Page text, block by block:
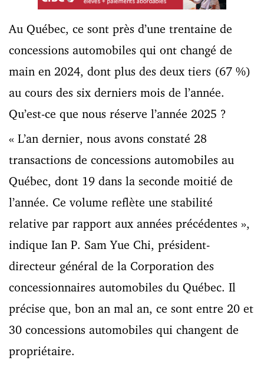
Au Québec, ce sont près d’une trentaine de
concessions automobiles qui ont changé de
main en 2024, dont plus des deux tiers (67 %)
au cours des six derniers mois de l’année.
Qu’est-ce que nous réserve l’année 2025 ?
« L’an dernier, nous avons constaté 28
transactions de concessions automobiles au
Québec, dont 19 dans la seconde moitié de
l’année. Ce volume reflète une stabilité
relative par rapport aux années précédentes »,
indique Ian P. Sam Yue Chi, président-
directeur général de la Corporation des
concessionnaires automobiles du Québec. Il
précise que, bon an mal an, ce sont entre 20 et
30 concessions automobiles qui changent de
propriétaire.